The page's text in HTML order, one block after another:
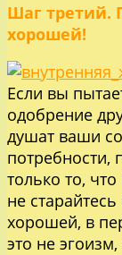
Шаг третий.
хорошей!
Если вы
одобрение
душат ваши
потребности,
только то,
не
хорошей, в
это не